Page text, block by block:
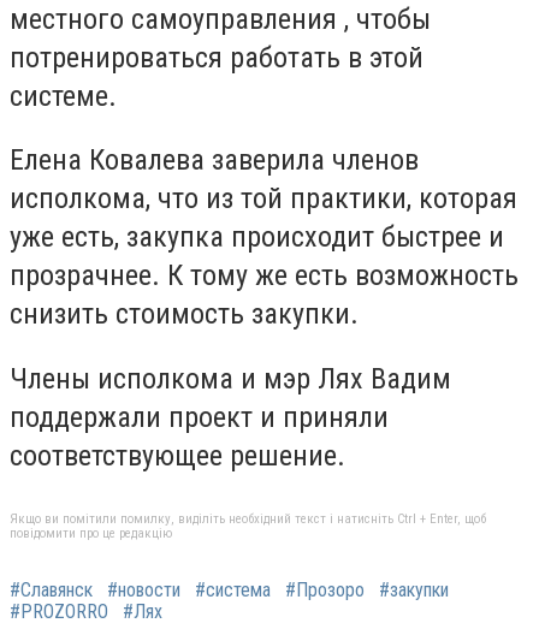
местного самоуправления , чтобы
потренироваться работать в этой
системе.
Елена Ковалева заверила членов
исполкома, что из той практики, которая
уже есть, закупка происходит быстрее и
прозрачнее. К тому же есть возможность
снизить стоимость закупки.
Члены исполкома и мэр Лях Вадим
поддержали проект и приняли
соответствующее решение.
Якщо ви помітили помилку, виділіть необхідний текст і натисніть Ctrl + Enter, щоб
повідомити про це редакцію
#Славянск #новости #система #Прозоро
#закупки
#PROZORRO
#Лях